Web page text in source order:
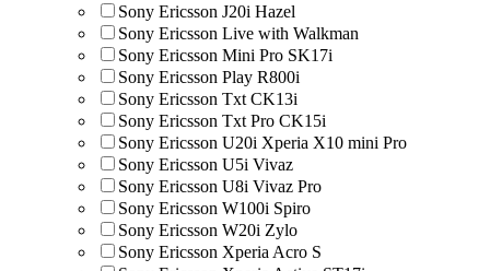
Sony Ericsson J20i Hazel
Sony Ericsson Live with Walkman
Sony Ericsson Mini Pro SK17i
Sony Ericsson Play R800i
Sony Ericsson Txt CK13i
Sony Ericsson Txt Pro CK15i
Sony Ericsson U20i Xperia X10 mini Pro
Sony Ericsson U5i Vivaz
Sony Ericsson U8i Vivaz Pro
Sony Ericsson W100i Spiro
Sony Ericsson W20i Zylo
Sony Ericsson Xperia Acro S